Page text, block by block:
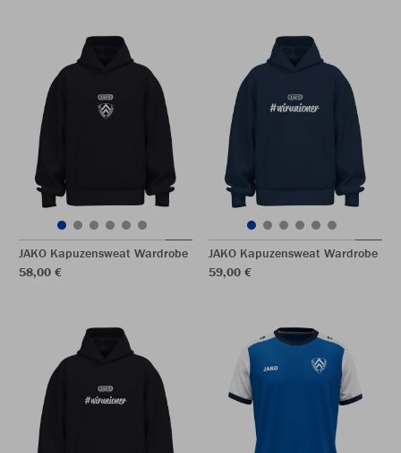
JAKO Kapuzensweat Wardrobe
58,00 €
JAKO Kapuzensweat Wardrobe
59,00 €